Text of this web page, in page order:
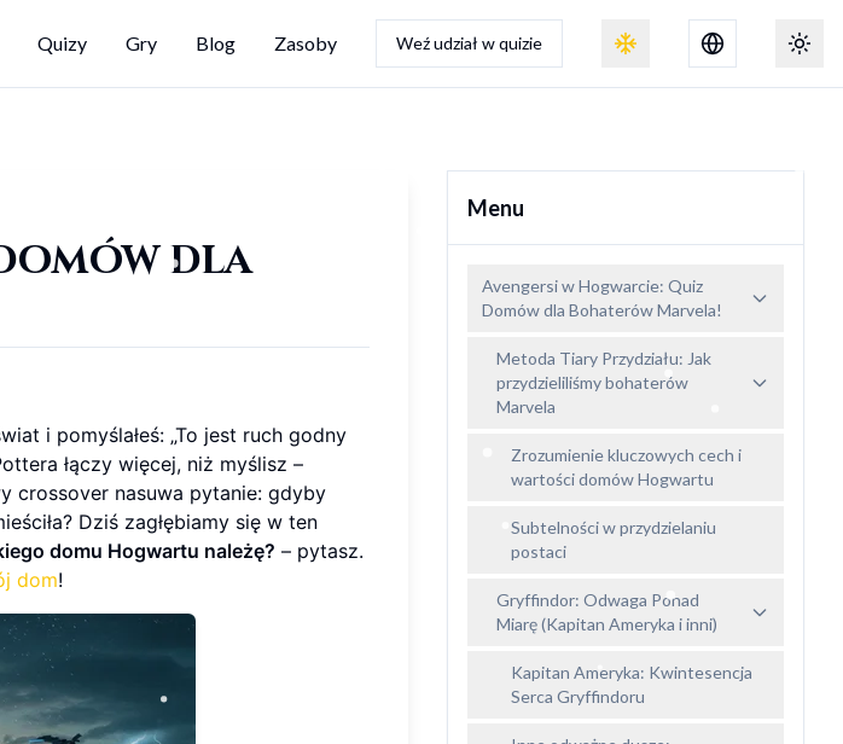
Quizy Gry Blog Zasoby Weź udział w quizie Przełączanie efektu śniegu
dla
i pomyślałeś: „To jest ruch godny
łączy więcej, niż myślisz –
crossover nasuwa pytanie: gdyby
Dziś zagłębiamy się w ten
domu Hogwartu należę? – pytasz.
dom!
Menu
Avengersi w Hogwarcie: Quiz
Domów dla Bohaterów Marvela!
Metoda Tiary Przydziału: Jak
przydzieliliśmy bohaterów
Marvela
Zrozumienie kluczowych cech i
wartości domów Hogwartu
Subtelności w przydzielaniu
postaci
Gryffindor: Odwaga Ponad
Miarę (Kapitan Ameryka i inni)
Kapitan Ameryka: Kwintesencja
Serca Gryffindoru